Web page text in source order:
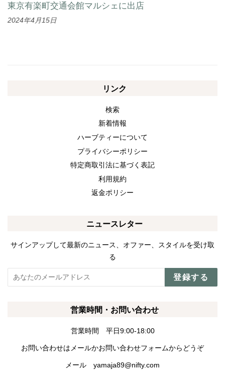
東京有楽町交通会館マルシェに出店
2024年4月15日
リンク
検索
新着情報
ハーブティーについて
プライバシーポリシー
特定商取引法に基づく表記
利用規約
返金ポリシー
ニュースレター
サインアップして最新のニュース、オファー、スタイルを受け取
る
登録する
営業時間・お問い合わせ
営業時間 平日9:00-18:00
お問い合わせはメールかお問い合わせフォームからどうぞ
メール yamaja89@nifty.com